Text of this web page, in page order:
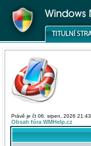
Právě je čt 06. srpen, 2026 21:43
Obsah fóra WMHelp.cz